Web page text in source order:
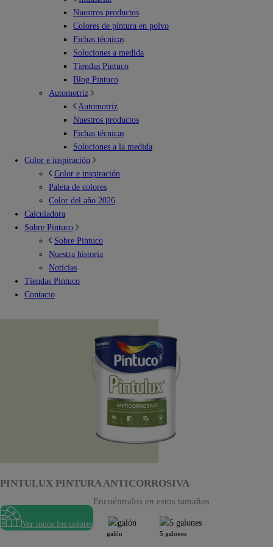
Nuestros productos
Colores de pintura en polvo
Fichas técnicas
Soluciones a medida
Tiendas Pintuco
Blog Pintuco
Automotriz
Automotriz
Nuestros productos
Fichas técnicas
Soluciones a la medida
Color e inspiración
Color e inspiración
Paleta de colores
Color del año 2026
Calculadora
Sobre Pintuco
Sobre Pintuco
Nuestra historia
Noticias
Tiendas Pintuco
Contacto
PINTULUX PINTURA ANTICORROSIVA
Ver todos los colores
Encuéntralos en estos tamaños
galón 5 galones